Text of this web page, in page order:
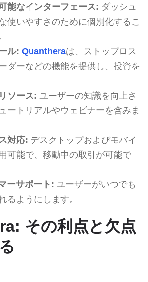
能なインターフェース: ダッシュ
使いやすさのために個別化するこ
ル: Quantheraは、ストップロス
ダーなどの機能を提供し、投資を
ソース: ユーザーの知識を向上さ
ートリアルやウェビナーを含みま
対応: デスクトップおよびモバイ
可能で、移動中の取引が可能で
ーサポート: ユーザーがいつでも
るようにします。
その利点と欠点